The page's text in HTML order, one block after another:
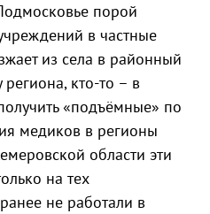
порой
в частные
из села в районный
региона, кто-то – в
«подъёмные» по
медиков в регионы
области эти
на тех
не работали в